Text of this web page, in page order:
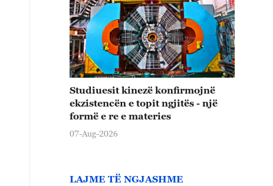
Studiuesit kinezë konfirmojnë
ekzistencën e topit ngjitës - një
formë e re e materies
07-Aug-2026
LAJME TË NGJASHME